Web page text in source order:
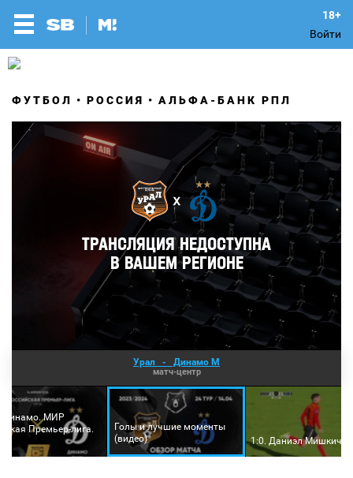
Войти
ФУТБОЛ РОССИЯ АЛЬФА-БАНК РПЛ
Урал - Динамо М
матч-центр
Динамо. МИР
Премьер-лига.
Голы и лучшие моменты
(видео)
1:0. Даниэл Мишкич